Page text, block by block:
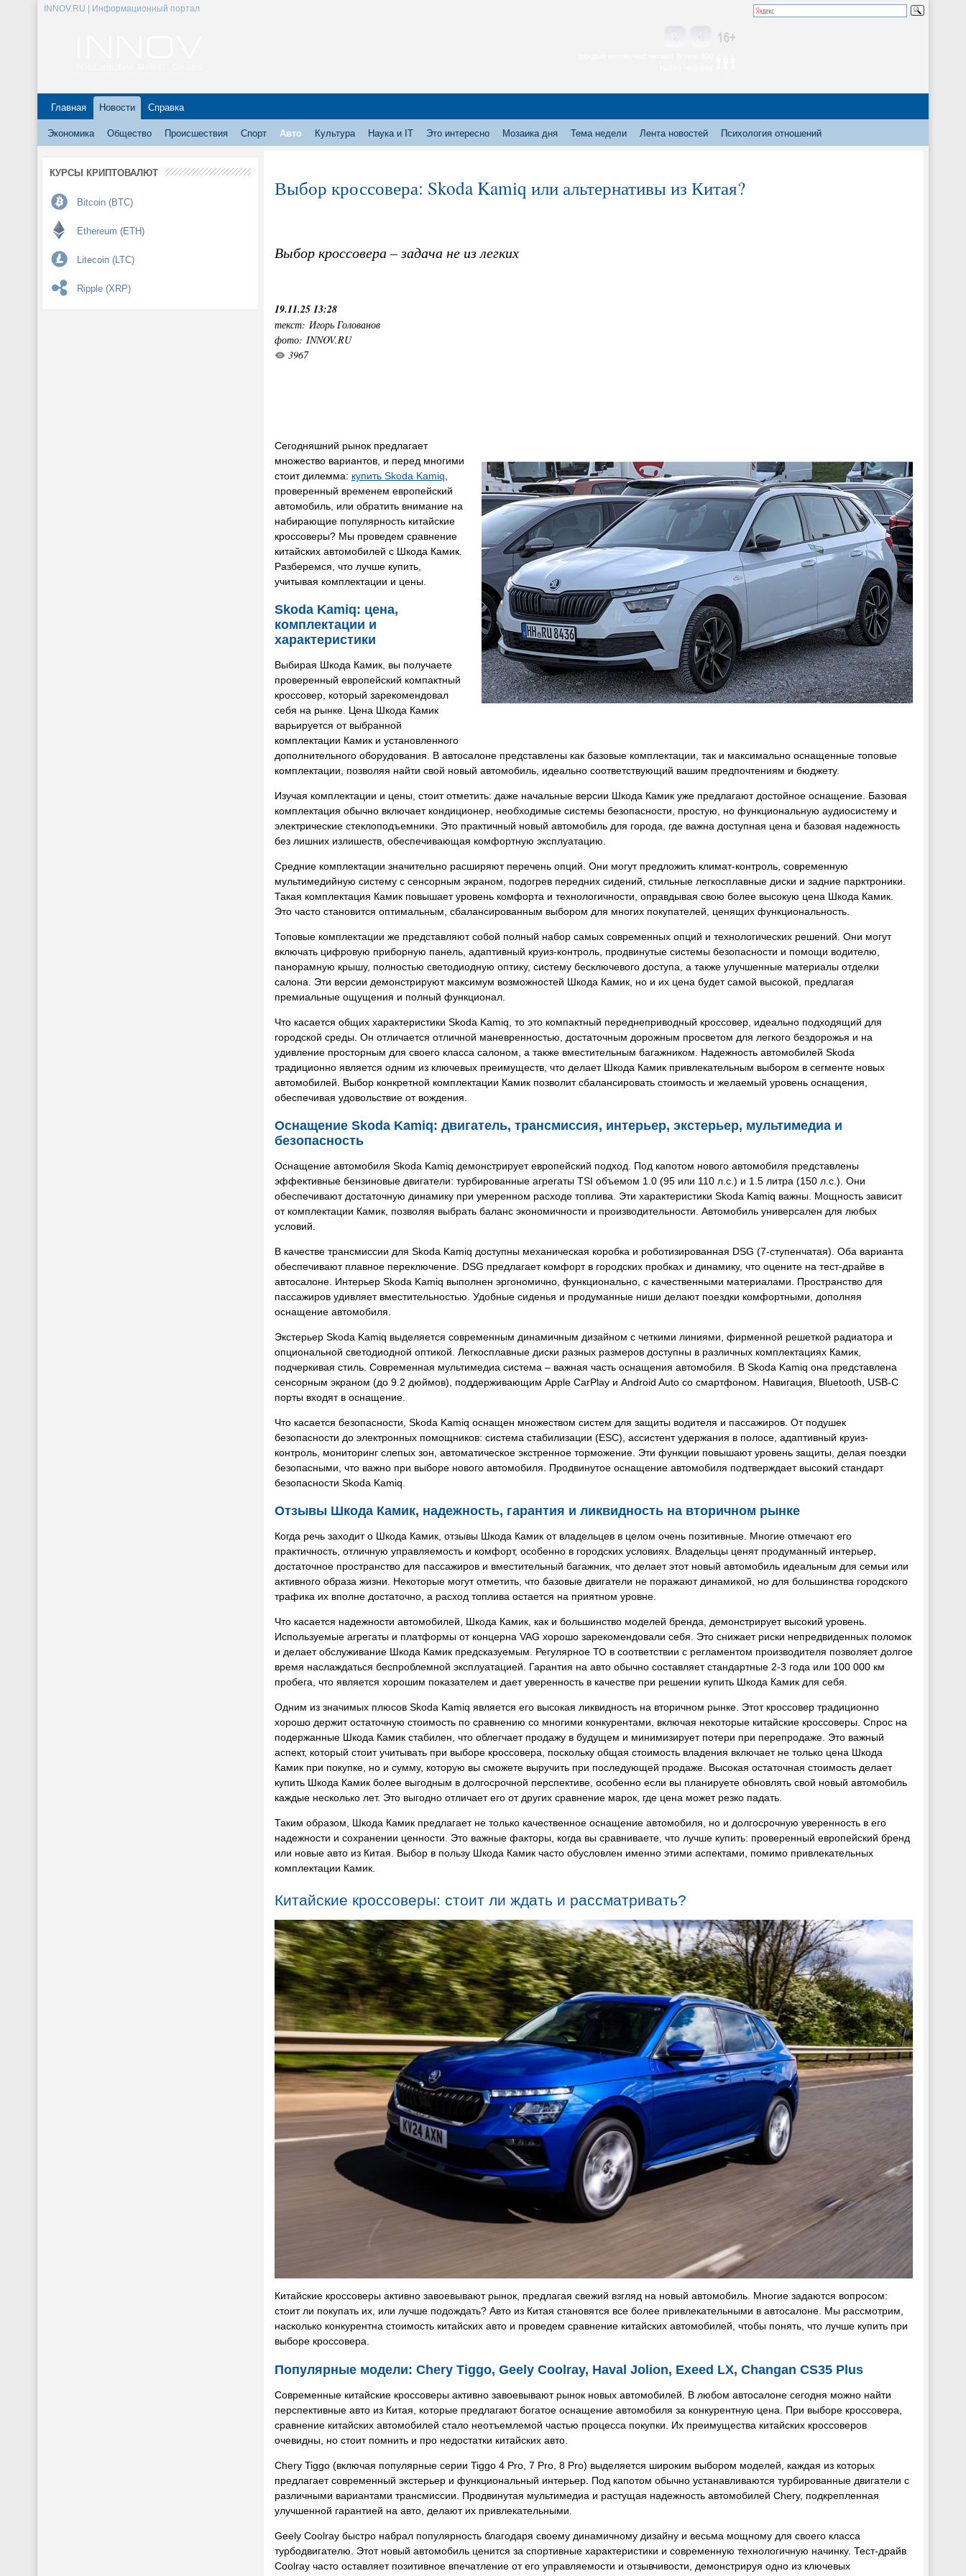
INNOV.RU | Информационный портал
Главная Новости Справка
Экономика Общество Происшествия Спорт Авто Культура Наука и IT Это интересно Мозаика дня Тема недели Лента новостей Психология отношений
КУРСЫ КРИПТОВАЛЮТ
Bitcoin (BTC)
Ethereum (ETH)
Litecoin (LTC)
Ripple (XRP)
Выбор кроссовера: Skoda Kamiq или альтернативы из Китая?
Выбор кроссовера – задача не из легких
19.11.25 13:28
текст: Игорь Голованов
фото: INNOV.RU
3967
Сегодняшний рынок предлагает
множество вариантов, и перед многими
стоит дилемма: купить Skoda Kamiq
проверенный временем европейский
автомобиль, или обратить внимание на
набирающие популярность китайские
кроссоверы? Мы проведем сравнение
китайских автомобилей с Шкода Камик.
Разберемся, что лучше купить,
учитывая комплектации и цены.
Skoda Kamiq: цена,
комплектации и
характеристики
Выбирая Шкода Камик, вы получаете
проверенный европейский компактный
кроссовер, который зарекомендовал
себя на рынке. Цена Шкода Камик
варьируется от выбранной
комплектации Камик и установленного
дополнительного оборудования. В автосалоне представлены как базовые комплектации, так и максимально оснащенные топовые
комплектации, позволяя найти свой новый автомобиль, идеально соответствующий вашим предпочтениям и бюджету.
Изучая комплектации и цены, стоит отметить: даже начальные версии Шкода Камик уже предлагают достойное оснащение. Базовая
комплектация обычно включает кондиционер, необходимые системы безопасности, простую, но функциональную аудиосистему и
электрические стеклоподъемники. Это практичный новый автомобиль для города, где важна доступная цена и базовая надежность
без лишних излишеств, обеспечивающая комфортную эксплуатацию.
Средние комплектации значительно расширяют перечень опций. Они могут предложить климат-контроль, современную
мультимедийную систему с сенсорным экраном, подогрев передних сидений, стильные легкосплавные диски и задние парктроники.
Такая комплектация Камик повышает уровень комфорта и технологичности, оправдывая свою более высокую цена Шкода Камик.
Это часто становится оптимальным, сбалансированным выбором для многих покупателей, ценящих функциональность.
Топовые комплектации же представляют собой полный набор самых современных опций и технологических решений. Они могут
включать цифровую приборную панель, адаптивный круиз-контроль, продвинутые системы безопасности и помощи водителю,
панорамную крышу, полностью светодиодную оптику, систему бесключевого доступа, а также улучшенные материалы отделки
салона. Эти версии демонстрируют максимум возможностей Шкода Камик, но и их цена будет самой высокой, предлагая
премиальные ощущения и полный функционал.
Что касается общих характеристики Skoda Kamiq, то это компактный переднеприводный кроссовер, идеально подходящий для
городской среды. Он отличается отличной маневренностью, достаточным дорожным просветом для легкого бездорожья и на
удивление просторным для своего класса салоном, а также вместительным багажником. Надежность автомобилей Skoda
традиционно является одним из ключевых преимуществ, что делает Шкода Камик привлекательным выбором в сегменте новых
автомобилей. Выбор конкретной комплектации Камик позволит сбалансировать стоимость и желаемый уровень оснащения,
обеспечивая удовольствие от вождения.
Оснащение Skoda Kamiq: двигатель, трансмиссия, интерьер, экстерьер, мультимедиа и
безопасность
Оснащение автомобиля Skoda Kamiq демонстрирует европейский подход. Под капотом нового автомобиля представлены
эффективные бензиновые двигатели: турбированные агрегаты TSI объемом 1.0 (95 или 110 л.с.) и 1.5 литра (150 л.с.). Они
обеспечивают достаточную динамику при умеренном расходе топлива. Эти характеристики Skoda Kamiq важны. Мощность зависит
от комплектации Камик, позволяя выбрать баланс экономичности и производительности. Автомобиль универсален для любых
условий.
В качестве трансмиссии для Skoda Kamiq доступны механическая коробка и роботизированная DSG (7-ступенчатая). Оба варианта
обеспечивают плавное переключение. DSG предлагает комфорт в городских пробках и динамику, что оцените на тест-драйве в
автосалоне. Интерьер Skoda Kamiq выполнен эргономично, функционально, с качественными материалами. Пространство для
пассажиров удивляет вместительностью. Удобные сиденья и продуманные ниши делают поездки комфортными, дополняя
оснащение автомобиля.
Экстерьер Skoda Kamiq выделяется современным динамичным дизайном с четкими линиями, фирменной решеткой радиатора и
опциональной светодиодной оптикой. Легкосплавные диски разных размеров доступны в различных комплектациях Камик,
подчеркивая стиль. Современная мультимедиа система – важная часть оснащения автомобиля. В Skoda Kamiq она представлена
сенсорным экраном (до 9.2 дюймов), поддерживающим Apple CarPlay и Android Auto со смартфоном. Навигация, Bluetooth, USB-C
порты входят в оснащение.
Что касается безопасности, Skoda Kamiq оснащен множеством систем для защиты водителя и пассажиров. От подушек
безопасности до электронных помощников: система стабилизации (ESC), ассистент удержания в полосе, адаптивный круиз-
контроль, мониторинг слепых зон, автоматическое экстренное торможение. Эти функции повышают уровень защиты, делая поездки
безопасными, что важно при выборе нового автомобиля. Продвинутое оснащение автомобиля подтверждает высокий стандарт
безопасности Skoda Kamiq.
Отзывы Шкода Камик, надежность, гарантия и ликвидность на вторичном рынке
Когда речь заходит о Шкода Камик, отзывы Шкода Камик от владельцев в целом очень позитивные. Многие отмечают его
практичность, отличную управляемость и комфорт, особенно в городских условиях. Владельцы ценят продуманный интерьер,
достаточное пространство для пассажиров и вместительный багажник, что делает этот новый автомобиль идеальным для семьи или
активного образа жизни. Некоторые могут отметить, что базовые двигатели не поражают динамикой, но для большинства городского
трафика их вполне достаточно, а расход топлива остается на приятном уровне.
Что касается надежности автомобилей, Шкода Камик, как и большинство моделей бренда, демонстрирует высокий уровень.
Используемые агрегаты и платформы от концерна VAG хорошо зарекомендовали себя. Это снижает риски непредвиденных поломок
и делает обслуживание Шкода Камик предсказуемым. Регулярное ТО в соответствии с регламентом производителя позволяет долгое
время наслаждаться беспроблемной эксплуатацией. Гарантия на авто обычно составляет стандартные 2-3 года или 100 000 км
пробега, что является хорошим показателем и дает уверенность в качестве при решении купить Шкода Камик для себя.
Одним из значимых плюсов Skoda Kamiq является его высокая ликвидность на вторичном рынке. Этот кроссовер традиционно
хорошо держит остаточную стоимость по сравнению со многими конкурентами, включая некоторые китайские кроссоверы. Спрос на
подержанные Шкода Камик стабилен, что облегчает продажу в будущем и минимизирует потери при перепродаже. Это важный
аспект, который стоит учитывать при выборе кроссовера, поскольку общая стоимость владения включает не только цена Шкода
Камик при покупке, но и сумму, которую вы сможете выручить при последующей продаже. Высокая остаточная стоимость делает
купить Шкода Камик более выгодным в долгосрочной перспективе, особенно если вы планируете обновлять свой новый автомобиль
каждые несколько лет. Это выгодно отличает его от других сравнение марок, где цена может резко падать.
Таким образом, Шкода Камик предлагает не только качественное оснащение автомобиля, но и долгосрочную уверенность в его
надежности и сохранении ценности. Это важные факторы, когда вы сравниваете, что лучше купить: проверенный европейский бренд
или новые авто из Китая. Выбор в пользу Шкода Камик часто обусловлен именно этими аспектами, помимо привлекательных
комплектации Камик.
Китайские кроссоверы: стоит ли ждать и рассматривать?
Китайские кроссоверы активно завоевывают рынок, предлагая свежий взгляд на новый автомобиль. Многие задаются вопросом:
стоит ли покупать их, или лучше подождать? Авто из Китая становятся все более привлекательными в автосалоне. Мы рассмотрим,
насколько конкурентна стоимость китайских авто и проведем сравнение китайских автомобилей, чтобы понять, что лучше купить при
выборе кроссовера.
Популярные модели: Chery Tiggo, Geely Coolray, Haval Jolion, Exeed LX, Changan CS35 Plus
Современные китайские кроссоверы активно завоевывают рынок новых автомобилей. В любом автосалоне сегодня можно найти
перспективные авто из Китая, которые предлагают богатое оснащение автомобиля за конкурентную цена. При выборе кроссовера,
сравнение китайских автомобилей стало неотъемлемой частью процесса покупки. Их преимущества китайских кроссоверов
очевидны, но стоит помнить и про недостатки китайских авто.
Chery Tiggo (включая популярные серии Tiggo 4 Pro, 7 Pro, 8 Pro) выделяется широким выбором моделей, каждая из которых
предлагает современный экстерьер и функциональный интерьер. Под капотом обычно устанавливаются турбированные двигатели с
различными вариантами трансмиссии. Продвинутая мультимедиа и растущая надежность автомобилей Chery, подкрепленная
улучшенной гарантией на авто, делают их привлекательными.
Geely Coolray быстро набрал популярность благодаря своему динамичному дизайну и весьма мощному для своего класса
турбодвигателю. Этот новый автомобиль ценится за спортивные характеристики и современную технологичную начинку. Тест-драйв
Coolray часто оставляет позитивное впечатление от его управляемости и отзывчивости, демонстрируя одно из ключевых